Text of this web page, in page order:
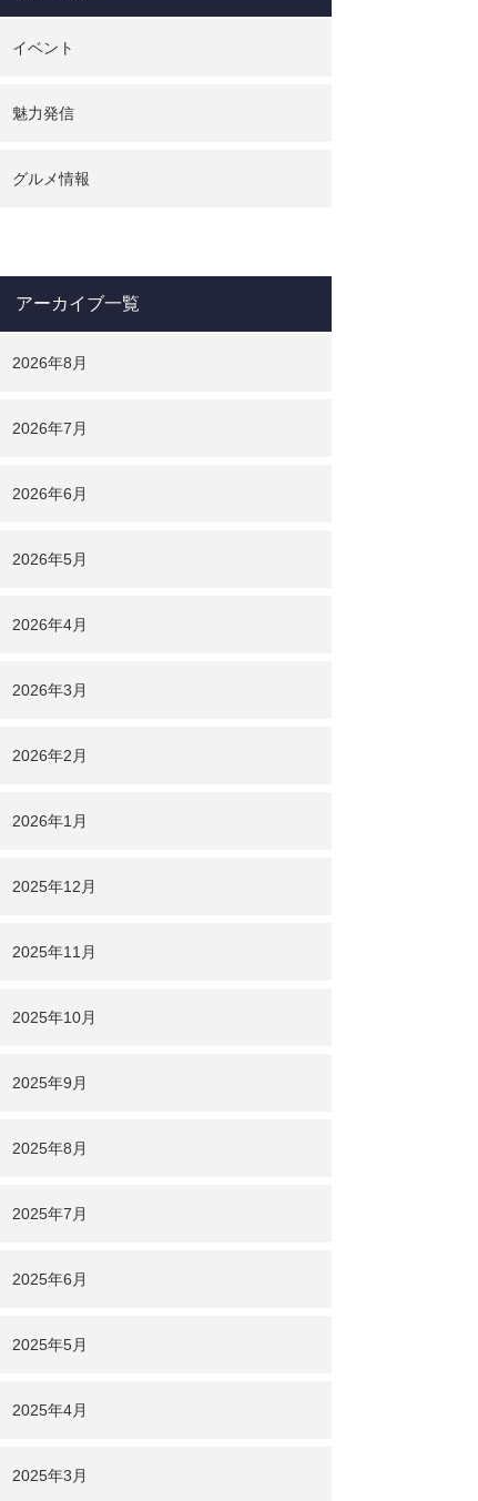
イベント
魅力発信
グルメ情報
アーカイブ一覧
2026年8月
2026年7月
2026年6月
2026年5月
2026年4月
2026年3月
2026年2月
2026年1月
2025年12月
2025年11月
2025年10月
2025年9月
2025年8月
2025年7月
2025年6月
2025年5月
2025年4月
2025年3月